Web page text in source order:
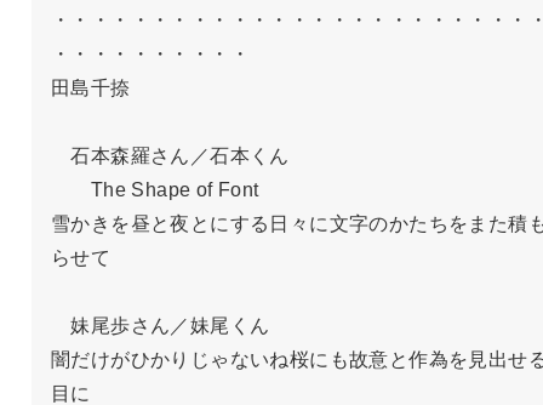
・・・・・・・・・・・・・・・・・・・・・・・・
・・・・・・・・・・
田島千捺
石本森羅さん／石本くん
The Shape of Font
雪かきを昼と夜とにする日々に文字のかたちをまた積
らせて
妹尾歩さん／妹尾くん
闇だけがひかりじゃないね桜にも故意と作為を見出せ
目に